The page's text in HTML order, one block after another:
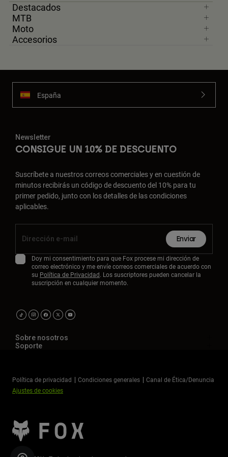
Destacados
MTB
Moto
Accesorios
España
Newsletter
CONSIGUE UN 10% DE DESCUENTO
Suscríbete a nuestros correos comerciales y en cuestión de
minutos recibirás un código de descuento del 10% para tu
primer pedido, junto con los detalles de las condiciones
aplicables.
Enviar
Doy mi consentimiento para que Fox procese mi dirección de
correo electrónico y me envíe correos comerciales de acuerdo con
su Política de Privacidad. Los suscriptores pueden cancelar la
suscripción en cualquier momento.
Sobre nosotros
Soporte
Política de privacidad Condiciones generales
Canal de Ética/Denuncia
Ajustes de cookies